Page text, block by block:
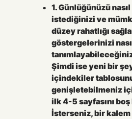
1. Günlüğünüzü
istediğinizi ve
düzey rahatlığı
göstergelerinizi
Şimdi ise yeni bir
içindekiler
genişletebilmeniz
ilk 4-5 sayfasını boş
İsterseniz, bir